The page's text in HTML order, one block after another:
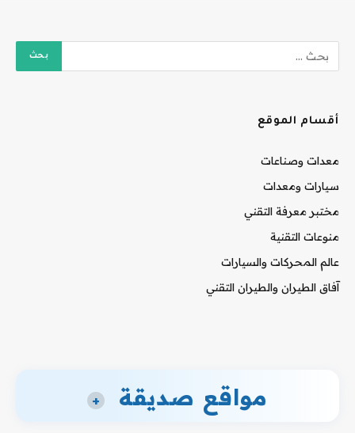
أقسام الموقع
معدات وصناعات
سيارات ومعدات
مختبر معرفة التقني
منوعات التقنية
عالم المحركات والسيارات
آفاق الطيران والطيران التقني
مواقع صديقة +